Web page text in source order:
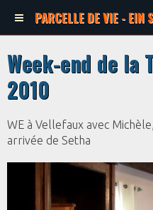
PARCELLE DE VIE - EIN
Week-end de la
2010
WE à Vellefaux avec
arrivée de Setha